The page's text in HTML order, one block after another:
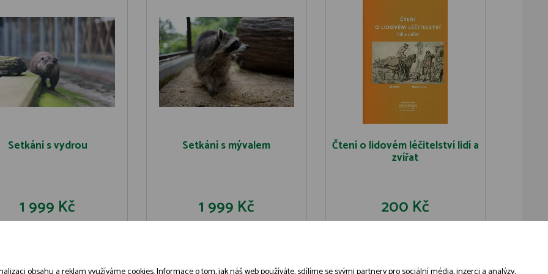
Setkání s vydrou
1 999 Kč
Setkání s mývalem
1 999 Kč
Čtení o lidovém léčitelství lidí a
zvířat
200 Kč